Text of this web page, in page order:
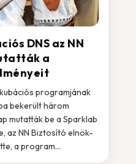
DNS az NN
a
programjának
bekerült három
mutatták be a Sparklab
az NN Biztosító elnök-
a program...